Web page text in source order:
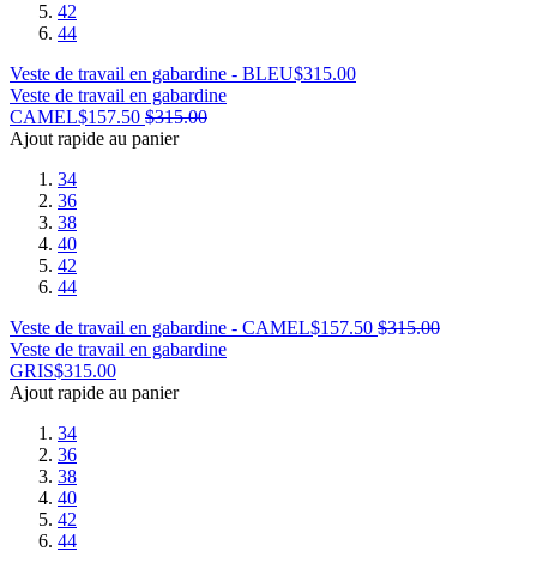
42
44
Veste de travail en gabardine - BLEU$315.00
Veste de travail en gabardine
CAMEL$157.50 $315.00
Ajout rapide au panier
34
36
38
40
42
44
Veste de travail en gabardine - CAMEL$157.50 $315.00
Veste de travail en gabardine
GRIS$315.00
Ajout rapide au panier
34
36
38
40
42
44